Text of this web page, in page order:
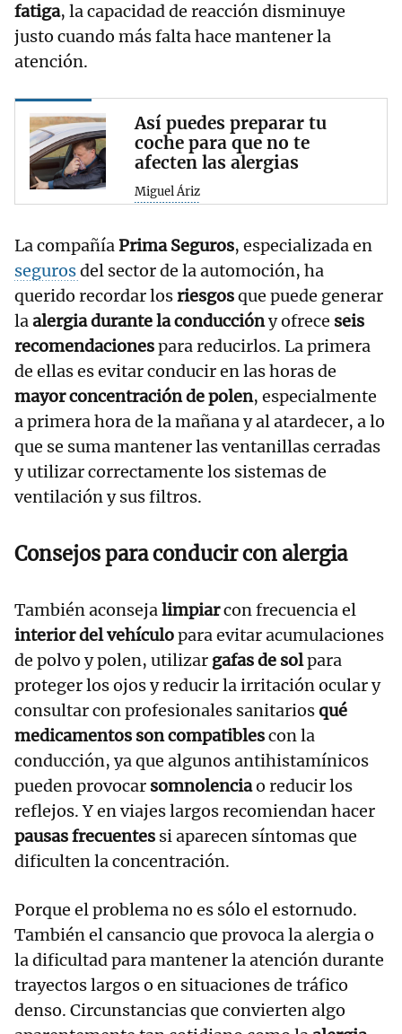
fatiga, la capacidad de reacción disminuye
justo cuando más falta hace mantener la
atención.
Así puedes preparar tu
coche para que no te
afecten las alergias
Miguel Áriz
La compañíaPrima Seguros, especializada en
segurosdel sector de la automoción, ha
querido recordar losriesgosque puede generar
laalergia durante la conduccióny ofrece seis
recomendacionespara reducirlos. La primera
de ellas es evitar conducir en las horas de
mayor concentración de polen, especialmente
a primera hora de la mañana y al atardecer, a lo
que se suma mantener las ventanillas cerradas
y utilizar correctamente los sistemas de
ventilación y sus filtros.
Consejos para conducir con alergia
También aconsejalimpiarcon frecuencia el
interior del vehículopara evitar acumulaciones
de polvo y polen, utilizar gafas de solpara
proteger los ojos y reducir la irritación ocular y
consultar con profesionales sanitariosqué
medicamentos son compatiblescon la
conducción, ya que algunos antihistamínicos
pueden provocar somnolenciao reducir los
reflejos. Y en viajes largos recomiendan hacer
pausas frecuentes si aparecen síntomas que
dificulten la concentración.
Porque el problema no es sólo el estornudo.
También el cansancio que provoca la alergia o
la dificultad para mantener la atención durante
trayectos largos o en situaciones de tráfico
denso. Circunstancias que convierten algo